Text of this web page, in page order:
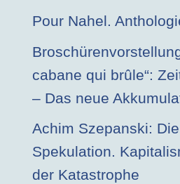
Pour Nahel.
cabane qui brûle“:
– Das neue
Achim Szepanski:
Spekulation.
der Katastrophe